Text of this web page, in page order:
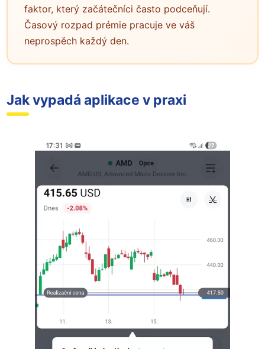
faktor, který začátečníci často podceňují.
Časový rozpad prémie pracuje ve váš
neprospěch každý den.
Jak vypadá aplikace v praxi